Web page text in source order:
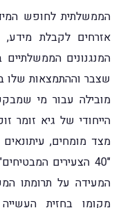
הממשלתית לחופש
אזרחים לקבלת
המנגנונים
שצבר וההתמצאות שלו
מובילה עבור מי
הייחודי של גיא זומר
המעידה על תרומתו
מקומו בחזית